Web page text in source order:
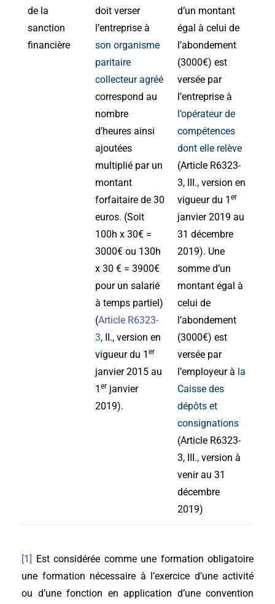
de la
sanction
financière
doit verser
l’entreprise à
son organisme
paritaire
collecteur agréé
correspond au
nombre
d’heures ainsi
ajoutées
multiplié par un
montant
forfaitaire de 30
euros. (Soit
100h x 30€ =
3000€ ou 130h
x 30 € = 3900€
pour un salarié
à temps partiel)
(Article R6323-
3, II., version en
vigueur du 1 er
janvier 2015 au
1 er janvier
2019).
d’un montant
égal à celui de
l’abondement
(3000€) est
versée par
l’entreprise à
l’opérateur de
compétences
dont elle relève
(Article R6323-
3, III., version en
vigueur du 1 er
janvier 2019 au
31 décembre
2019). Une
somme d’un
montant égal à
celui de
l’abondement
(3000€) est
versée par
l’employeur à la
Caisse des
dépôts et
consignations
(Article R6323-
3, III., version à
venir au 31
décembre
2019)
[1] Est considérée comme une formation obligatoire
une formation nécessaire à l’exercice d’une activité
ou d’une fonction en application d’une convention